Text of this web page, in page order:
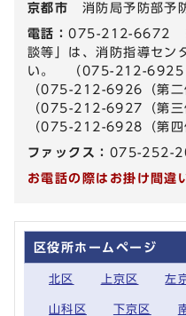
京都市 消防局予防部予
電話：075-212-6672 ※
談等」は、消防指導セン
い。 （075-212-6925
（075-212-6926（第二
（075-212-6927（第三
（075-212-6928（第四
ファックス： 075-252-
お電話の際はお掛け間違
区役所ホームページ
北区 上京区 左
山科区 下京区